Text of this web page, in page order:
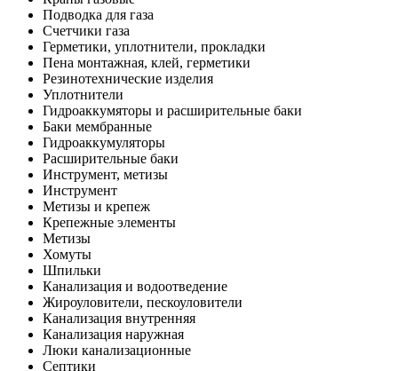
Подводка для газа
Счетчики газа
Герметики, уплотнители, прокладки
Пена монтажная, клей, герметики
Резинотехнические изделия
Уплотнители
Гидроаккумяторы и расширительные баки
Баки мембранные
Гидроаккумуляторы
Расширительные баки
Инструмент, метизы
Инструмент
Метизы и крепеж
Крепежные элементы
Метизы
Хомуты
Шпильки
Канализация и водоотведение
Жироуловители, пескоуловители
Канализация внутренняя
Канализация наружная
Люки канализационные
Септики